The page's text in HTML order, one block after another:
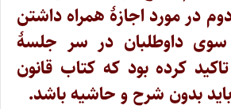
در مورد اجازۀ همراه داشتن
سوی داوطلبان در سر جلسۀ
کرده بود که کتاب قانون
بدون شرح و حاشیه باشد.